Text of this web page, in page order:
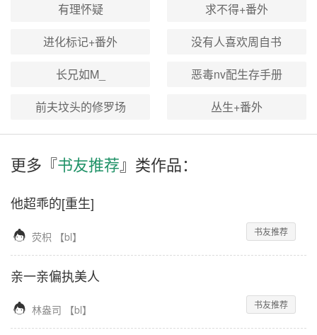
有理怀疑
求不得+番外
进化标记+番外
没有人喜欢周自书
长兄如M_
恶毒nv配生存手册
前夫坟头的修罗场
丛生+番外
更多『书友推荐』类作品：
他超乖的[重生]
 荧枳 【bl】 书友推荐
亲一亲偏执美人
 林盎司 【bl】 书友推荐